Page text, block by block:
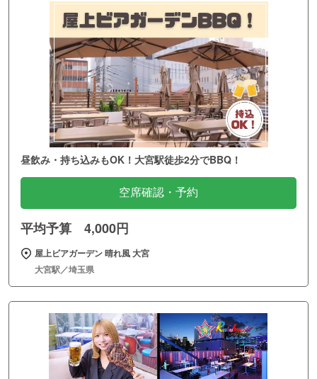
昼飲み・持ち込みもOK！大宮駅徒歩2分でBBQ！
空席確認・予約
平均予算 4,000円
屋上ビアガーデン 晴れ風 大宮
大宮駅／埼玉県